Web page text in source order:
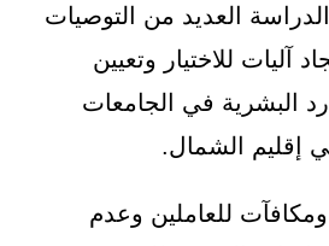
العديد من التوصيات
آليات للاختيار وتعيين
البشرية في الجامعات
إقليم الشمال.
للعاملين وعدم